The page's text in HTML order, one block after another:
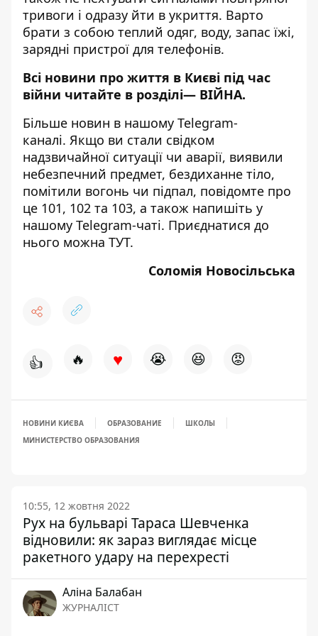
тривоги і одразу йти в укриття. Варто
брати з собою теплий одяг, воду, запас їжі,
зарядні пристрої для телефонів.
Всі новини про життя в Києві під час
війни читайте в розділі— ВІЙНА.
Більше новин в нашому Telegram-
каналі. Якщо ви стали свідком
надзвичайної ситуації чи аварії, виявили
небезпечний предмет, бездиханне тіло,
помітили вогонь чи підпал, повідомте про
це 101, 102 та 103, а також напишіть у
нашому Telegram-чаті. Приєднатися до
нього можна ТУТ.
Соломія Новосільська
👍 🔥 ♥ 😭 😆 😡
НОВИНИ КИЄВА ОБРАЗОВАНИЕ
ШКОЛЫ
МИНИСТЕРСТВО ОБРАЗОВАНИЯ
10:55, 12 жовтня 2022
Рух на бульварі Тараса Шевченка
відновили: як зараз виглядає місце
ракетного удару на перехресті
Аліна Балабан
ЖУРНАЛІСТ